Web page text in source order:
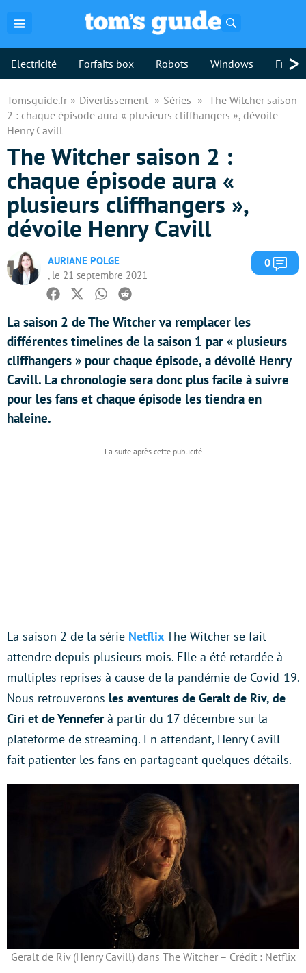
Electricité Forfaits box Robots Windows >
Tomsguide.fr Divertissement Séries
The Witcher saison
2 : chaque épisode aura « plusieurs cliffhangers », dévoile
Henry Cavill
The Witcher saison 2 :
chaque épisode aura «
plusieurs cliffhangers »,
dévoile Henry Cavill
AURIANE POLGE
, le 21 septembre 2021
0
Facebook
TwitterWhatsapp
Reddit
La saison 2 de The Witcher va remplacer les
différentes timelines de la saison 1 par « plusieurs
cliffhangers » pour chaque épisode, a dévoilé Henry
Cavill. La chronologie sera donc plus facile à suivre
pour les fans et chaque épisode les tiendra en
haleine.
La saison 2 de la série NetflixThe Witcher se fait
attendre depuis plusieurs mois. Elle a été retardée à
multiples reprises à cause de la pandémie de Covid-19.
Nous retrouverons les aventures de Geralt de Riv, de
Ciri et de Yenneferà partir du 17 décembre sur la
plateforme de streaming. En attendant, Henry Cavill
fait patienter les fans en partageant quelques détails.
Geralt de Riv (Henry Cavill) dans The Witcher – Crédit : Netflix